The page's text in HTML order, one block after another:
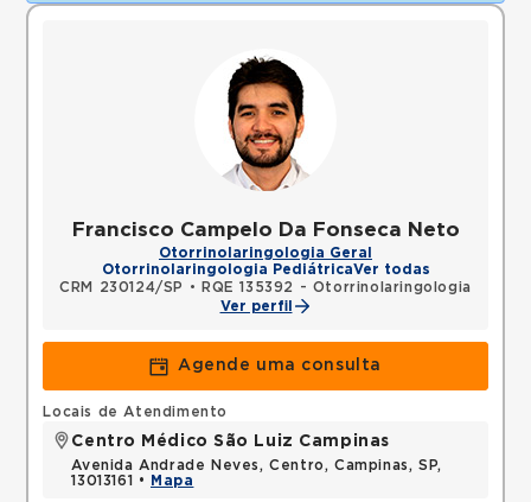
Francisco Campelo Da Fonseca Neto
Otorrinolaringologia Geral
Otorrinolaringologia PediátricaVer todas
CRM 230124/SP
•
RQE 135392 - Otorrinolaringologia
Ver perfil
Agende uma consulta
Locais de Atendimento
Centro Médico São Luiz Campinas
Avenida Andrade Neves, Centro, Campinas, SP,
13013161 •
Mapa